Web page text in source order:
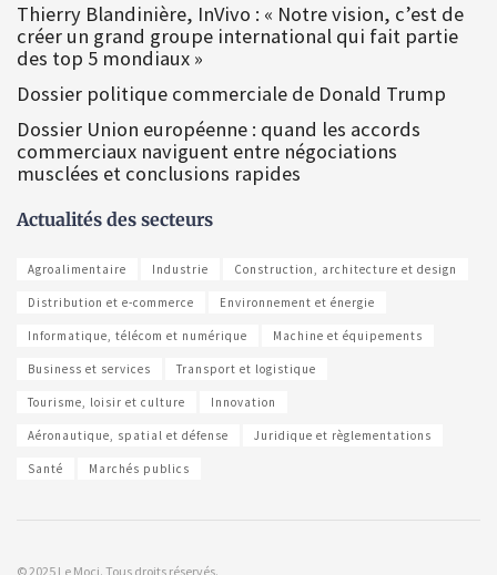
Thierry Blandinière, InVivo : « Notre vision, c’est de
créer un grand groupe international qui fait partie
des top 5 mondiaux »
Dossier politique commerciale de Donald Trump
Dossier Union européenne : quand les accords
commerciaux naviguent entre négociations
musclées et conclusions rapides
Actualités des secteurs
Agroalimentaire Industrie Construction, architecture et design
Distribution et e-commerce Environnement et énergie
Informatique, télécom et numérique Machine et équipements
Business et services Transport et logistique
Tourisme, loisir et culture Innovation
Aéronautique, spatial et défense Juridique et règlementations
Santé Marchés publics
© 2025 Le Moci. Tous droits réservés.